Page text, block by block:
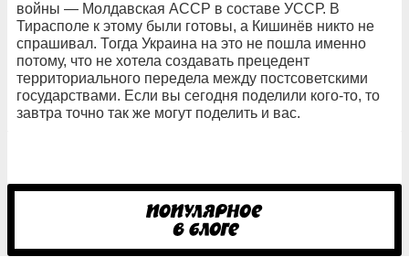
войны — Молдавская АССР в составе УССР. В
Тирасполе к этому были готовы, а Кишинёв никто не
спрашивал. Тогда Украина на это не пошла именно
потому, что не хотела создавать прецедент
территориального передела между постсоветскими
государствами. Если вы сегодня поделили кого-то, то
завтра точно так же могут поделить и вас.